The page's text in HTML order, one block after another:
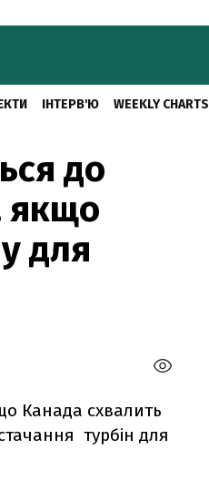
ІНТЕРВ'Ю WEEKLY CHARTS
до
якщо
для
Канада схвалить
турбін для